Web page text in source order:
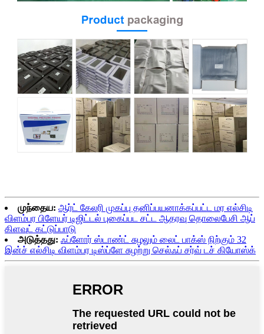
முந்தைய: ஆர்ட் கேலரி முகப்பு தனிப்பயனாக்கப்பட்ட மர எல்சிடி
விளம்பர பிளேயர் டிஜிட்டல் புகைப்பட சட்ட ஆதரவு தொலைபேசி ஆப்
கிளவுட் கட்டுப்பாடு
அடுத்தது: ஃப்ளோர் ஸ்டாண்ட் சுழலும் லைட் பாக்ஸ் நிற்கும் 32
இன்ச் எல்சிடி விளம்பர டிஸ்ப்ளே சுழற்று செல்ஃப் சர்வ் டச் கியோஸ்க்